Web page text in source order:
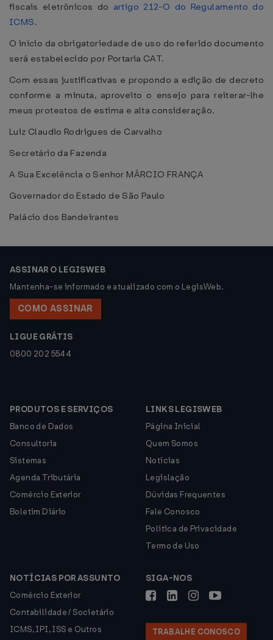
fiscais eletrônicos do artigo 212-O do Regulamento do
ICMS.
O início da obrigatoriedade de uso do referido documento
será estabelecido por Portaria CAT.
Com essas justificativas e propondo a edição de decreto
conforme a minuta, aproveito o ensejo para reiterar-lhe
meus protestos de estima e alta consideração.
Luiz Claudio Rodrigues de Carvalho
Secretário da Fazenda
A Sua Excelência o Senhor MÁRCIO FRANÇA
Governador do Estado de São Paulo
Palácio dos Bandeirantes
ASSINAR O LEGISWEB
Mantenha-se informado e atualizado com o LegisWeb.
COMO ASSINAR
LIGUE GRÁTIS
0800 202 5544
PRODUTOS E SERVIÇOS
Banco de Dados
Consultoria
Sistemas
Agenda Tributária
Comércio Exterior
Boletim Diário
LINKS LEGISWEB
Página Inicial
Quem Somos
Notícias
Legislação
Dúvidas Frequentes
Fale Conosco
Política de Privacidade
Termo de Uso
NOTÍCIAS POR ASSUNTO
Comércio Exterior
Contabilidade / Societário
ICMS, IPI, ISS e Outros
SIGA-NOS
TRABALHE CONOSCO